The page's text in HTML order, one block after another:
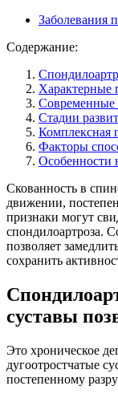
Заболевания
Содержание:
Характерные
Современные
Стадии
Комплексная
Факторы
Особенности
Скованность в
движении,
признаки могут
спондилоартроза.
позволяет
сохранить
суставы
Это хроническое
дугоотростчатые
постепенному